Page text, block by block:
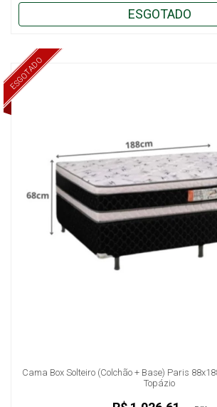
ESGOTADO
ESGOTADO
Cama Box Solteiro (Colchão + Base) Paris
Topázio